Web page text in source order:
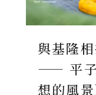
與基隆
—— 平子
想的風景